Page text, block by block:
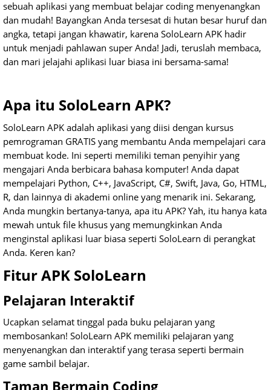
sebuah aplikasi yang membuat belajar coding menyenangkan
dan mudah! Bayangkan Anda tersesat di hutan besar huruf dan
angka, tetapi jangan khawatir, karena SoloLearn APK hadir
untuk menjadi pahlawan super Anda! Jadi, teruslah membaca,
dan mari jelajahi aplikasi luar biasa ini bersama-sama!
Apa itu SoloLearn APK?
SoloLearn APK adalah aplikasi yang diisi dengan kursus
pemrograman GRATIS yang membantu Anda mempelajari cara
membuat kode. Ini seperti memiliki teman penyihir yang
mengajari Anda berbicara bahasa komputer! Anda dapat
mempelajari Python, C++, JavaScript, C#, Swift, Java, Go, HTML,
R, dan lainnya di akademi online yang menarik ini. Sekarang,
Anda mungkin bertanya-tanya, apa itu APK? Yah, itu hanya kata
mewah untuk file khusus yang memungkinkan Anda
menginstal aplikasi luar biasa seperti SoloLearn di perangkat
Anda. Keren kan?
Fitur APK SoloLearn
Pelajaran Interaktif
Ucapkan selamat tinggal pada buku pelajaran yang
membosankan! SoloLearn APK memiliki pelajaran yang
menyenangkan dan interaktif yang terasa seperti bermain
game sambil belajar.
Taman Bermain Coding